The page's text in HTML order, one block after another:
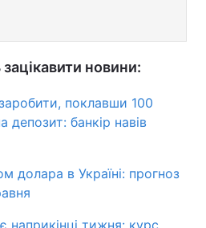
новини:
поклавши 100
депозит: банкір навів
долара в Україні: прогноз